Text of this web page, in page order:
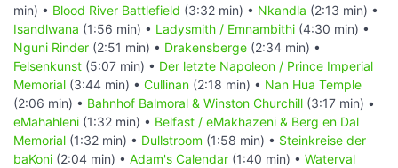
min) • Blood River Battlefield (3:32 min) • Nkandla (2:13 min) •
Isandlwana (1:56 min) • Ladysmith / Emnambithi (4:30 min) •
Nguni Rinder (2:51 min) • Drakensberge (2:34 min) •
Felsenkunst (5:07 min) • Der letzte Napoleon / Prince Imperial
Memorial (3:44 min) • Cullinan (2:18 min) • Nan Hua Temple
(2:06 min) • Bahnhof Balmoral & Winston Churchill (3:17 min) •
eMahahleni (1:32 min) • Belfast / eMakhazeni & Berg en Dal
Memorial (1:32 min) • Dullstroom (1:58 min) • Steinkreise der
baKoni (2:04 min) • Adam's Calendar (1:40 min) • Waterval